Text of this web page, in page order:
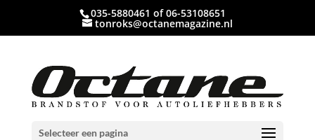
035-5880461 of 06-53108651
tonroks@octanemagazine.nl
Selecteer een pagina